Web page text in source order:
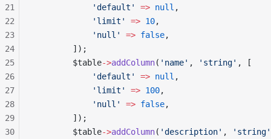
            'default'
=> null ,
            'limit'
=> 10,
            'null'
=> false,
        ]);
        $table
->addColumn( 'name' , 'string' , [
            'default'
=> null ,
            'limit'
=> 100,
            'null'
=> false,
        ]);
        $table
->addColumn( 'description' ,
'string'
21
22
23
24
25
26
27
28
29
30